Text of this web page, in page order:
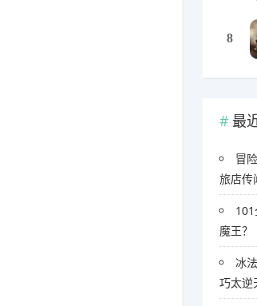
8
最
冒
旅店传
魔王？
冰
巧太逆